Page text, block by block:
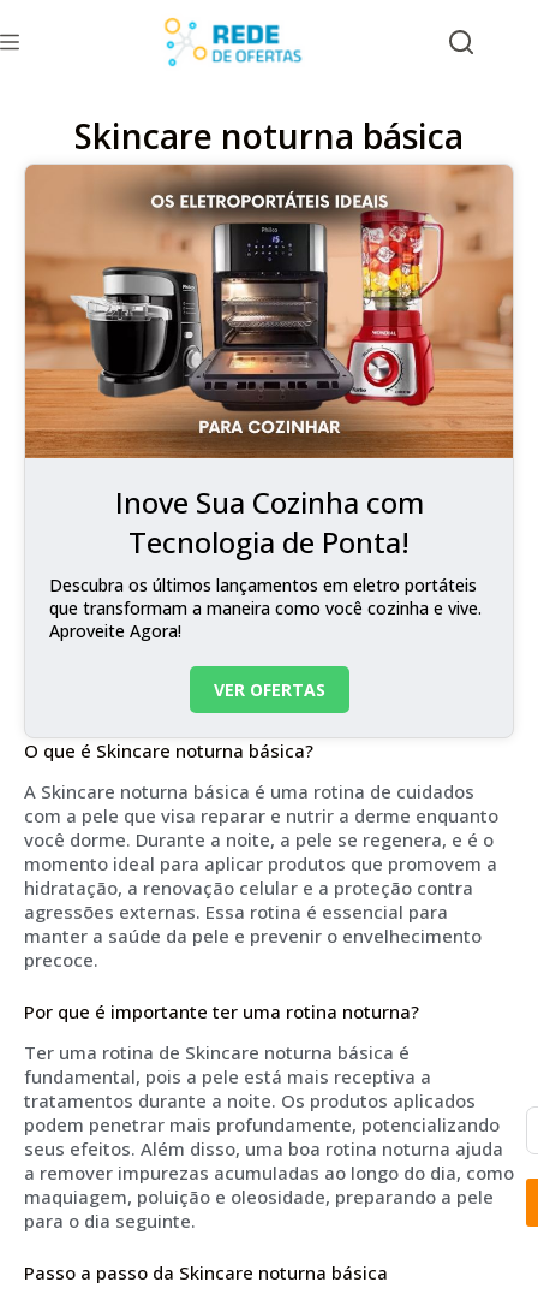
Skincare noturna básica
Inove Sua Cozinha com
Tecnologia de Ponta!
Descubra os últimos lançamentos em eletro portáteis
que transformam a maneira como você cozinha e vive.
Aproveite Agora!
VER OFERTAS
O que é Skincare noturna básica?
A Skincare noturna básica é uma rotina de cuidados
com a pele que visa reparar e nutrir a derme enquanto
você dorme. Durante a noite, a pele se regenera, e é o
momento ideal para aplicar produtos que promovem a
hidratação, a renovação celular e a proteção contra
agressões externas. Essa rotina é essencial para
manter a saúde da pele e prevenir o envelhecimento
precoce.
Por que é importante ter uma rotina noturna?
Ter uma rotina de Skincare noturna básica é
fundamental, pois a pele está mais receptiva a
tratamentos durante a noite. Os produtos aplicados
podem penetrar mais profundamente, potencializando
seus efeitos. Além disso, uma boa rotina noturna ajuda
a remover impurezas acumuladas ao longo do dia, como
maquiagem, poluição e oleosidade, preparando a pele
para o dia seguinte.
Passo a passo da Skincare noturna básica